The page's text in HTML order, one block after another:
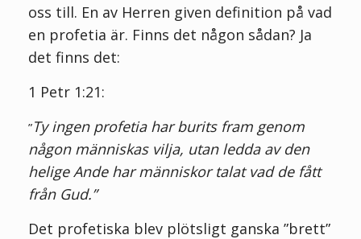
oss till. En av Herren given definition på vad
en profetia är. Finns det någon sådan? Ja
det finns det:
1 Petr 1:21:
”Ty ingen profetia har burits fram genom
någon människas vilja, utan ledda av den
helige Ande har människor talat vad de fått
från Gud.”
Det profetiska blev plötsligt ganska ”brett”